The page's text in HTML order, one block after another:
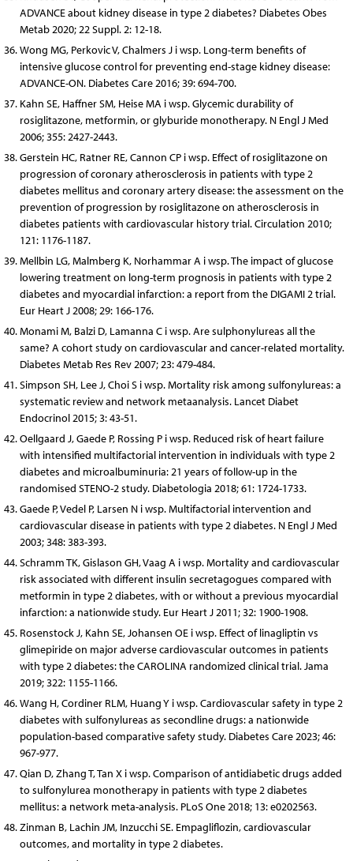
ADVANCE about kidney disease in type 2 diabetes? Diabetes Obes
Metab 2020; 22 Suppl. 2: 12-18.
Wong MG, Perkovic V, Chalmers J i wsp. Long-term benefits of
intensive glucose control for preventing end-stage kidney disease:
ADVANCE-ON. Diabetes Care 2016; 39: 694-700.
Kahn SE, Haffner SM, Heise MA i wsp. Glycemic durability of
rosiglitazone, metformin, or glyburide monotherapy. N Engl J Med
2006; 355: 2427-2443.
Gerstein HC, Ratner RE, Cannon CP i wsp. Effect of rosiglitazone on
progression of coronary atherosclerosis in patients with type 2
diabetes mellitus and coronary artery disease: the assessment on the
prevention of progression by rosiglitazone on atherosclerosis in
diabetes patients with cardiovascular history trial. Circulation 2010;
121: 1176-1187.
Mellbin LG, Malmberg K, Norhammar A i wsp. The impact of glucose
lowering treatment on long-term prognosis in patients with type 2
diabetes and myocardial infarction: a report from the DIGAMI 2 trial.
Eur Heart J 2008; 29: 166-176.
Monami M, Balzi D, Lamanna C i wsp. Are sulphonylureas all the
same? A cohort study on cardiovascular and cancer-related mortality.
Diabetes Metab Res Rev 2007; 23: 479-484.
Simpson SH, Lee J, Choi S i wsp. Mortality risk among sulfonylureas: a
systematic review and network metaanalysis. Lancet Diabet
Endocrinol 2015; 3: 43-51.
Oellgaard J, Gaede P, Rossing P i wsp. Reduced risk of heart failure
with intensified multifactorial intervention in individuals with type 2
diabetes and microalbuminuria: 21 years of follow-up in the
randomised STENO-2 study. Diabetologia 2018; 61: 1724-1733.
Gaede P, Vedel P, Larsen N i wsp. Multifactorial intervention and
cardiovascular disease in patients with type 2 diabetes. N Engl J Med
2003; 348: 383-393.
Schramm TK, Gislason GH, Vaag A i wsp. Mortality and cardiovascular
risk associated with different insulin secretagogues compared with
metformin in type 2 diabetes, with or without a previous myocardial
infarction: a nationwide study. Eur Heart J 2011; 32: 1900-1908.
Rosenstock J, Kahn SE, Johansen OE i wsp. Effect of linagliptin vs
glimepiride on major adverse cardiovascular outcomes in patients
with type 2 diabetes: the CAROLINA randomized clinical trial. Jama
2019; 322: 1155-1166.
Wang H, Cordiner RLM, Huang Y i wsp. Cardiovascular safety in type 2
diabetes with sulfonylureas as second­line drugs: a nationwide
population-based comparative safety study. Diabetes Care 2023; 46:
967-977.
Qian D, Zhang T, Tan X i wsp. Comparison of antidiabetic drugs added
to sulfonylurea monotherapy in patients with type 2 diabetes
mellitus: a network meta-analysis. PLoS One 2018; 13: e0202563.
Zinman B, Lachin JM, Inzucchi SE. Empagliflozin, cardiovascular
outcomes, and mortality in type 2 diabetes.